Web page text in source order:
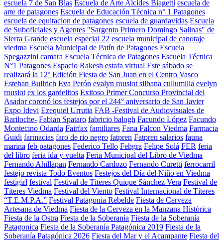
escuela 7 de San Blas Escuela de Arte Alcides Biagetti escuela de
arte de patagones Escuela de Educación Técnica n° 1 Patagones
escuela de equitacion de patagones escuela de guardavidas Escuela
de Suboficiales y Agentes "Sargento Primero Domingo Salinas" de
Sierra Grande escuela especial 22 escuela municipal de canotaje
viedma Escuela Municipal de Patín de Patagones Escuela
Spegazzini camara Escuela Técnica de Patagones Escuela Técnica
N°1 Patagones Espacio Rakesh estafa virtual Este sábado se
realizará la 12º Edición Fiesta de San Juan en el Centro Vasco
Esteban Bullrich Eva Perón evalyn rousiot silbana cullumilla evelyn
rousiot ex los gardelitos Exitoso Primer Concurso Provincial del
Asador coronó los festejos por el 244° aniversario de San Javier
Expo Idevi Ezequiel Urrutia FAB -Festival de Audiovisuales de
Bariloche- Fabian Spataro fabricio balogh Facundo López Facundo
Montecino Odarda Fairfax familiares Fana Falcon Viedma Farmacia
Guidi farmacias faro de rio negro fatpren Fatpren salarios fauna
marina feb patagones Federico Tello Fehgra Felipe Solá FER feria
del libro feria ida y vuelta Feria Municipal del Libro de Viedma
Fernando Ahillapan Fernando Cardozo Fernando Curetti ferrocarril
festejo revista Todo Eventos Festejos del Día del Niño en Viedma
festigirl festival Festival de Títeres Quique Sánchez Vera Festival de
Títeres Viedma Festival del Viento Festival Internacional de Títeres
“T.E.M.P.A.” Festival Patagonia Rebelde Fiesta de Cerveza
Artesana de Viedma Fiesta de la Cerveza en la Manzana Histórica
Fiesta de la Ostra Fiesta de la Soberanía Fiesta de la Soberanía
Patagonica Fiesta de la Soberanía Patagónica 2019 Fiesta de la
Soberanía Patagónica 2026 Fiesta del Mar y el Acampante Fiesta del